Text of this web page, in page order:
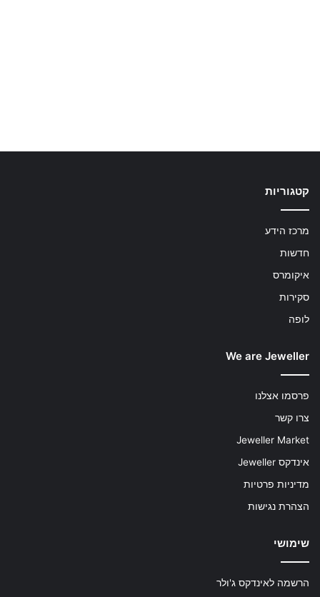
קטגוריות
מרכז הידע
חדשות
איקומרס
סקירות
לופה
We are Jeweller
פרסמו אצלנו
צרו קשר
Jeweller Market
אינדקס Jeweller
מדיניות פרטיות
הצהרת נגישות
שימושי
הרשמה לאינדקס ג'ולר